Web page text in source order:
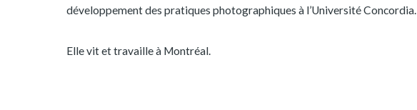
développement des pratiques photographiques à l’Université Concordia.
Elle vit et travaille à Montréal.